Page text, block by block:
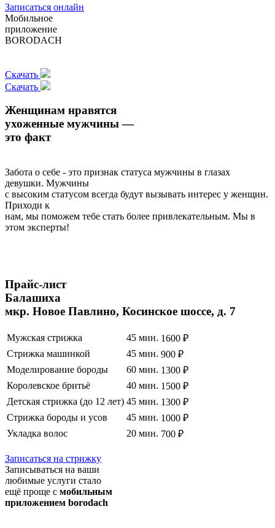
Записаться онлайн
Мобильное
приложение
BORODACH
Скачать
Скачать
Женщинам нравятся
ухоженные мужчины —
это факт
Забота о себе - это признак статуса мужчины в глазах
девушки. Мужчины
с высоким статусом всегда будут вызывать интерес у женщин.
Приходи к
нам, мы поможем тебе стать более привлекательным. Мы в
этом эксперты!
Прайс-лист
Балашиха
мкр. Новое Павлино, Косинское шоссе, д. 7
Мужская стрижка 45 мин. 1600 ₽
Стрижка машинкой
45 мин. 900 ₽
Моделирование бороды
60 мин. 1300 ₽
Королевское бритьё
40 мин. 1500 ₽
Детская стрижка (до 12 лет) 45 мин. 1300 ₽
Стрижка бороды и усов
45 мин. 1000 ₽
Укладка волос
20 мин. 700 ₽
Записаться на стрижку
Записываться на ваши
любимые услуги стало
ещё проще с мобильным
приложением borodach